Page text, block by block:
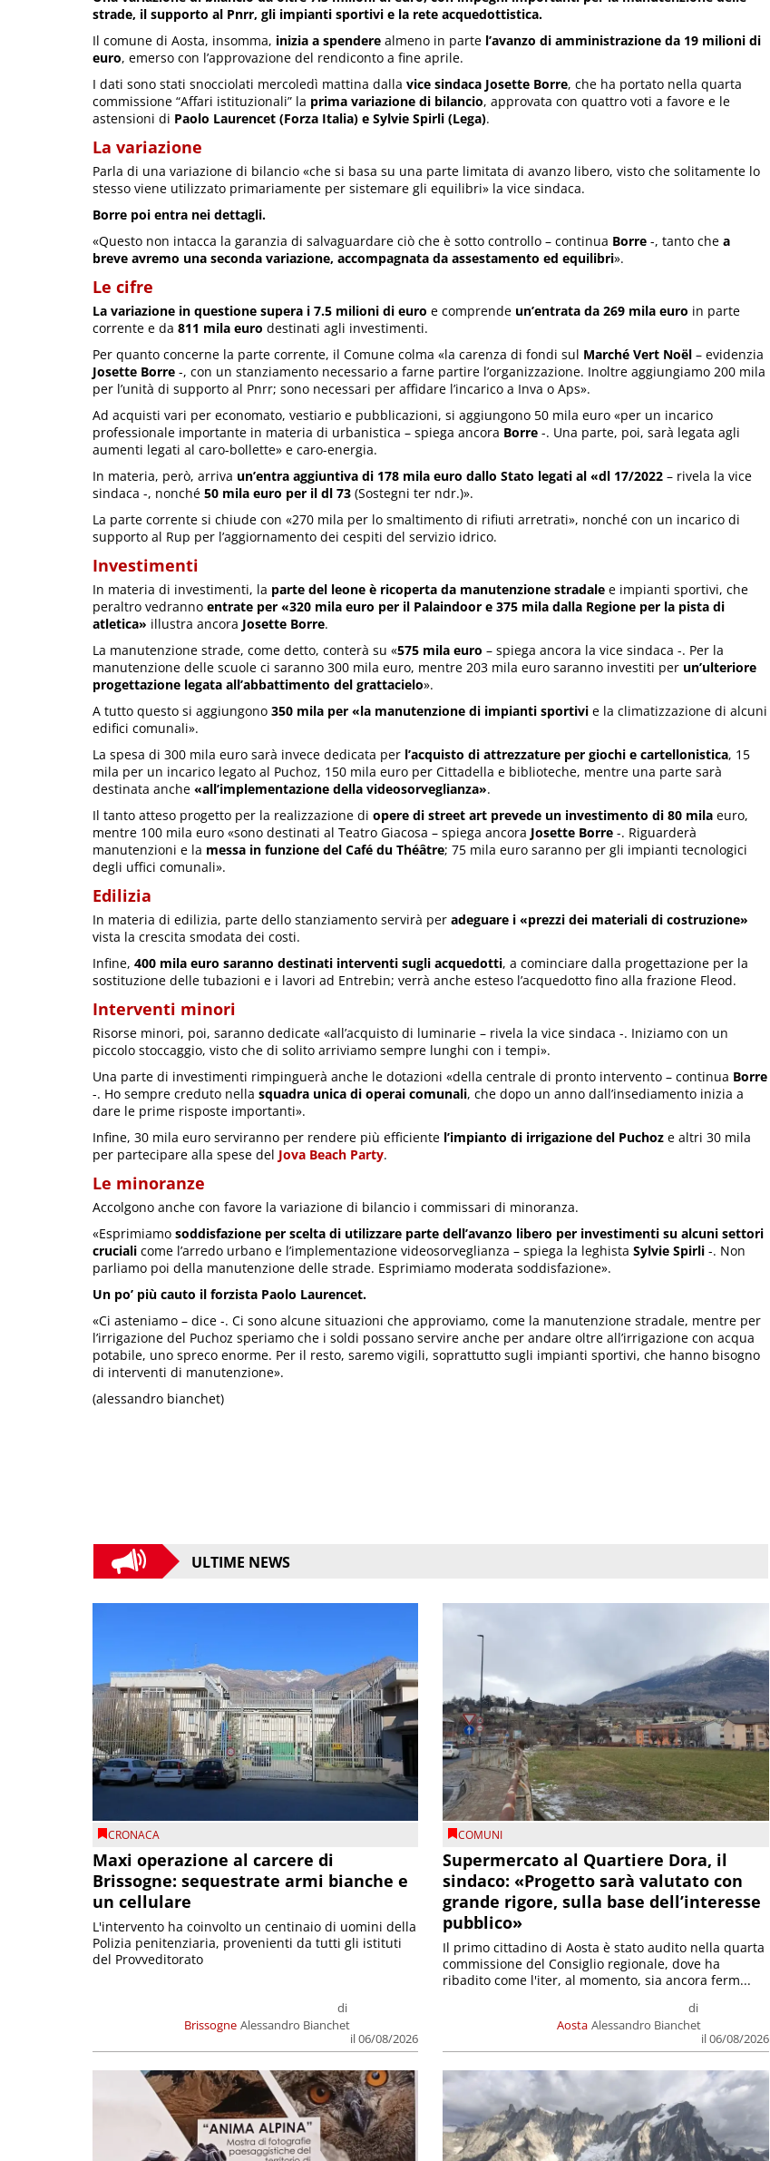
strade, il supporto al Pnrr, gli impianti sportivi e la rete acquedottistica.
Il comune di Aosta, insomma, inizia a spendere almeno in parte l’avanzo di amministrazione da 19 milioni di
euro, emerso con l’approvazione del rendiconto a fine aprile.
I dati sono stati snocciolati mercoledì mattina dalla vice sindaca Josette Borre, che ha portato nella quarta
commissione “Affari istituzionali” la prima variazione di bilancio, approvata con quattro voti a favore e le
astensioni di Paolo Laurencet (Forza Italia) e Sylvie Spirli (Lega).
La variazione
Parla di una variazione di bilancio «che si basa su una parte limitata di avanzo libero, visto che solitamente lo
stesso viene utilizzato primariamente per sistemare gli equilibri» la vice sindaca.
Borre poi entra nei dettagli.
«Questo non intacca la garanzia di salvaguardare ciò che è sotto controllo – continua Borre -, tanto che a
breve avremo una seconda variazione, accompagnata da assestamento ed equilibri».
Le cifre
La variazione in questione supera i 7.5 milioni di euro e comprende un’entrata da 269 mila euro in parte
corrente e da 811 mila euro destinati agli investimenti.
Per quanto concerne la parte corrente, il Comune colma «la carenza di fondi sul Marché Vert Noël – evidenzia
Josette Borre -, con un stanziamento necessario a farne partire l’organizzazione. Inoltre aggiungiamo 200 mila
per l’unità di supporto al Pnrr; sono necessari per affidare l’incarico a Inva o Aps».
Ad acquisti vari per economato, vestiario e pubblicazioni, si aggiungono 50 mila euro «per un incarico
professionale importante in materia di urbanistica – spiega ancora Borre -. Una parte, poi, sarà legata agli
aumenti legati al caro-bollette» e caro-energia.
In materia, però, arriva un’entra aggiuntiva di 178 mila euro dallo Stato legati al «dl 17/2022 – rivela la vice
sindaca -, nonché 50 mila euro per il dl 73 (Sostegni ter ndr.)».
La parte corrente si chiude con «270 mila per lo smaltimento di rifiuti arretrati», nonché con un incarico di
supporto al Rup per l’aggiornamento dei cespiti del servizio idrico.
Investimenti
In materia di investimenti, la parte del leone è ricoperta da manutenzione stradale e impianti sportivi, che
peraltro vedranno entrate per «320 mila euro per il Palaindoor e 375 mila dalla Regione per la pista di
atletica» illustra ancora Josette Borre.
La manutenzione strade, come detto, conterà su «575 mila euro – spiega ancora la vice sindaca -. Per la
manutenzione delle scuole ci saranno 300 mila euro, mentre 203 mila euro saranno investiti per un’ulteriore
progettazione legata all’abbattimento del grattacielo».
A tutto questo si aggiungono 350 mila per «la manutenzione di impianti sportivi e la climatizzazione di alcuni
edifici comunali».
La spesa di 300 mila euro sarà invece dedicata per l’acquisto di attrezzature per giochi e cartellonistica, 15
mila per un incarico legato al Puchoz, 150 mila euro per Cittadella e biblioteche, mentre una parte sarà
destinata anche «all’implementazione della videosorveglianza».
Il tanto atteso progetto per la realizzazione di opere di street art prevede un investimento di 80 mila euro,
mentre 100 mila euro «sono destinati al Teatro Giacosa – spiega ancora Josette Borre -. Riguarderà
manutenzioni e la messa in funzione del Café du Théâtre; 75 mila euro saranno per gli impianti tecnologici
degli uffici comunali».
Edilizia
In materia di edilizia, parte dello stanziamento servirà per adeguare i «prezzi dei materiali di costruzione»
vista la crescita smodata dei costi.
Infine, 400 mila euro saranno destinati interventi sugli acquedotti, a cominciare dalla progettazione per la
sostituzione delle tubazioni e i lavori ad Entrebin; verrà anche esteso l’acquedotto fino alla frazione Fleod.
Interventi minori
Risorse minori, poi, saranno dedicate «all’acquisto di luminarie – rivela la vice sindaca -. Iniziamo con un
piccolo stoccaggio, visto che di solito arriviamo sempre lunghi con i tempi».
Una parte di investimenti rimpinguerà anche le dotazioni «della centrale di pronto intervento – continua Borre
-. Ho sempre creduto nella squadra unica di operai comunali, che dopo un anno dall’insediamento inizia a
dare le prime risposte importanti».
Infine, 30 mila euro serviranno per rendere più efficiente l’impianto di irrigazione del Puchoz e altri 30 mila
per partecipare alla spese del Jova Beach Party.
Le minoranze
Accolgono anche con favore la variazione di bilancio i commissari di minoranza.
«Esprimiamo soddisfazione per scelta di utilizzare parte dell’avanzo libero per investimenti su alcuni settori
cruciali come l’arredo urbano e l’implementazione videosorveglianza – spiega la leghista Sylvie Spirli -. Non
parliamo poi della manutenzione delle strade. Esprimiamo moderata soddisfazione».
Un po’ più cauto il forzista Paolo Laurencet.
«Ci asteniamo – dice -. Ci sono alcune situazioni che approviamo, come la manutenzione stradale, mentre per
l’irrigazione del Puchoz speriamo che i soldi possano servire anche per andare oltre all’irrigazione con acqua
potabile, uno spreco enorme. Per il resto, saremo vigili, soprattutto sugli impianti sportivi, che hanno bisogno
di interventi di manutenzione».
(alessandro bianchet)
ULTIME NEWS
CRONACA
Maxi operazione al carcere di
Brissogne: sequestrate armi bianche e
un cellulare
Brissogne
di
Alessandro Bianchet
il 06/08/2026
L'intervento ha coinvolto un centinaio di uomini della
Polizia penitenziaria, provenienti da tutti gli istituti
del Provveditorato
COMUNI
Supermercato al Quartiere Dora, il
sindaco: «Progetto sarà valutato con
grande rigore, sulla base dell’interesse
pubblico»
Aosta
di
Alessandro Bianchet
il 06/08/2026
Il primo cittadino di Aosta è stato audito nella quarta
commissione del Consiglio regionale, dove ha
ribadito come l'iter, al momento, sia ancora ferm...